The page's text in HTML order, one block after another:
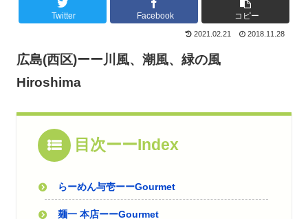
Twitter Facebook コピー
2021.02.21 2018.11.28
広島(西区)ーー川風、潮風、緑の風
Hiroshima
目次ーーIndex
らーめん与壱ーーGourmet
麺一 本店ーーGourmet